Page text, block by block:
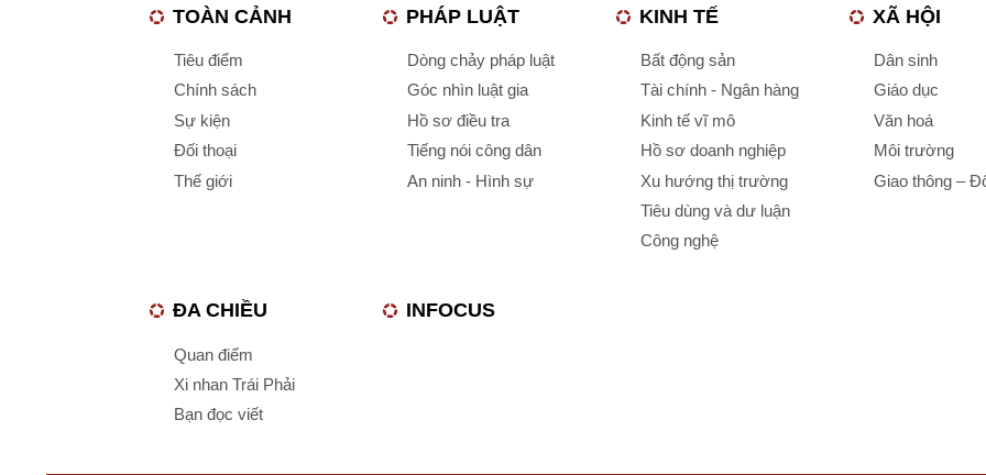
TOÀN CẢNH
Tiêu điểm
Chính sách
Sự kiện
Đối thoại
Thế giới
PHÁP LUẬT
Dòng chảy pháp luật
Góc nhìn luật gia
Hồ sơ điều tra
Tiếng nói công dân
An ninh - Hình sự
KINH TẾ
Bất động sản
Tài chính - Ngân hàng
Kinh tế vĩ mô
Hồ sơ doanh nghiệp
Xu hướng thị trường
Tiêu dùng và dư luận
Công nghệ
XÃ HỘI
Dân sinh
Giáo dục
Văn hoá
Môi trường
Giao thông –
ĐA CHIỀU
Quan điểm
Xi nhan Trái Phải
Bạn đọc viết
INFOCUS